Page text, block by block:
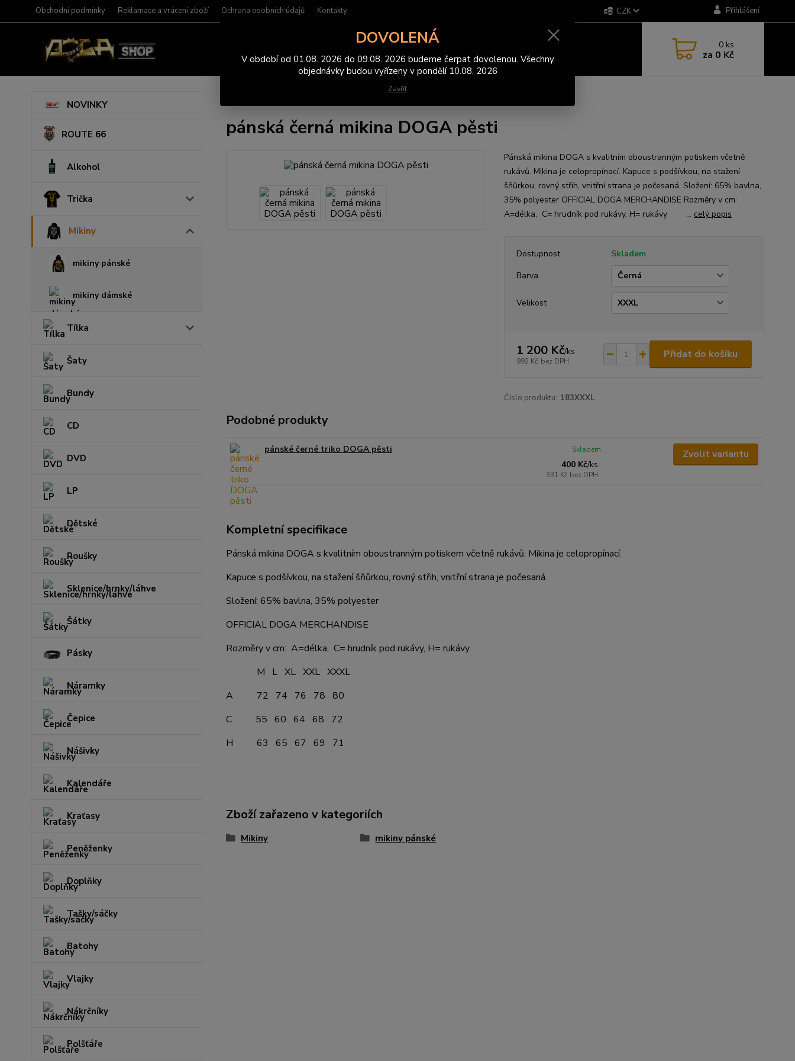
Obchodní podmínky Reklamace a vrácení zboží Ochrana osobních údajů Kontakty CZK Přihlášení
0 ks
za 0 Kč
NOVINKY
ROUTE 66
Alkohol
Trička
Mikiny
mikiny pánské
mikiny dámské
Tílka
Šaty
Bundy
CD
DVD
LP
Dětské
Roušky
Sklenice/hrnky/láhve
Šátky
Pásky
Náramky
Čepice
Nášivky
Kalendáře
Kraťasy
Peněženky
Doplňky
Tašky/sáčky
Batohy
Vlajky
Nákrčníky
Polšťáře
pánská černá mikina DOGA pěsti
Pánská mikina DOGA s kvalitním oboustranným potiskem včetně
rukávů. Mikina je celopropínací. Kapuce s podšívkou, na stažení
šňůrkou, rovný střih, vnitřní strana je počesaná. Složení: 65% bavlna,
35% polyester OFFICIAL DOGA MERCHANDISE Rozměry v cm:
A=délka, C= hrudník pod rukávy, H= rukávy ... celý popis
Dostupnost
Skladem
Barva
Velikost
1 200 Kč/ks
992 Kč bez DPH
Přidat do košíku
Číslo produktu: 183XXXL
Podobné produkty
pánské černé triko DOGA pěsti
400 Kč/ks
331 Kč bez DPH
Skladem Zvolit variantu
Kompletní specifikace
Pánská mikina DOGA s kvalitním oboustranným potiskem včetně rukávů. Mikina je celopropínací.
Kapuce s podšívkou, na stažení šňůrkou, rovný střih, vnitřní strana je počesaná.
Složení: 65% bavlna, 35% polyester
OFFICIAL DOGA MERCHANDISE
Rozměry v cm: A=délka, C= hrudník pod rukávy, H= rukávy
M L XL XXL XXXL
A 72 74 76 78 80
C 55 60 64 68 72
H 63 65 67 69 71
Zboží zařazeno v kategoriích
Mikiny mikiny pánské
DOVOLENÁ
V období od 01.08. 2026 do 09.08. 2026 budeme čerpat dovolenou. Všechny
objednávky budou vyřízeny v pondělí 10.08. 2026
Zavřít